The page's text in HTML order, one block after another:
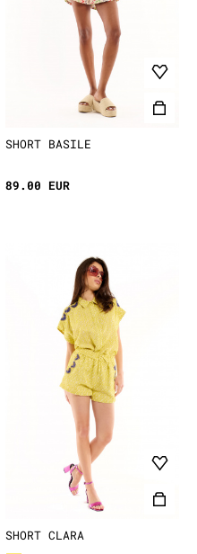
SHORT BASILE
89.00 EUR
SHORT CLARA